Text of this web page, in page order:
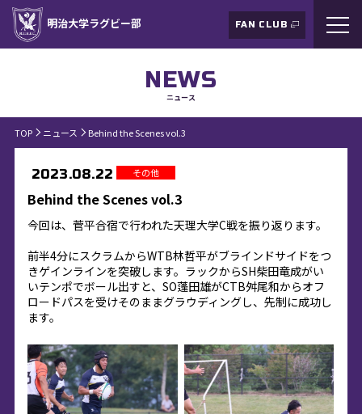
明治大学ラグビー部 FAN CLUB
NEWS
ニュース
TOP ニュース Behind the Scenes vol.3
2023.08.22 その他
Behind the Scenes vol.3
今回は、菅平合宿で行われた天理大学C戦を振り返ります。
前半4分にスクラムからWTB林哲平がブラインドサイドをつ
きゲインラインを突破します。ラックからSH柴田竜成がい
いテンポでボール出すと、SO蓬田雄がCTB舛尾和からオフ
ロードパスを受けそのままグラウディングし、先制に成功し
ます。